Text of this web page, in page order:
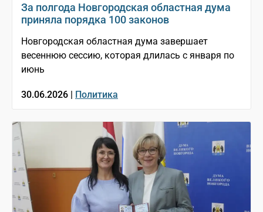
За полгода Новгородская областная дума
приняла порядка 100 законов
Новгородская областная дума завершает
весеннюю сессию, которая длилась с января по
июнь
30.06.2026 | Политика